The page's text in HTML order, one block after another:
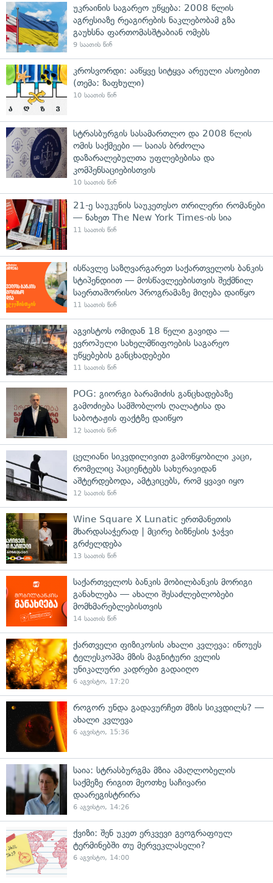
უკრაინის საგარეო უწყება: 2008 წლის
აგრესიაზე რეაგირების ნაკლებობამ გზა
გაუხსნა ფართომასშტაბიან ომებს
9 საათის წინ
კროსვორდი: ააწყვე სიტყვა არეული ასოებით
(თემა: ზაფხული)
10 საათის წინ
სტრასბურგის სასამართლო და 2008 წლის
ომის საქმეები — საიას ბრძოლა
დაზარალებულთა უფლებებისა და
კომპენსაციებისთვის
10 საათის წინ
21-ე საუკუნის საუკეთესო თრილერი რომანები
— ნახეთ The New York Times-ის სია
11 საათის წინ
ისწავლე საზღვარგარეთ საქართველოს ბანკის
სტიპენდიით — მოსწავლეებისთვის შექმნილ
საერთაშორისო პროგრამაზე მიღება დაიწყო
11 საათის წინ
აგვისტოს ომიდან 18 წელი გავიდა —
ევროპული სახელმწიფოების საგარეო
უწყებების განცხადებები
11 საათის წინ
POG: გიორგი ბარამიძის განცხადებაზე
გამოძიება სამშობლოს ღალატისა და
საბოტაჟის ფაქტზე დაიწყო
12 საათის წინ
ცელიანი სიკვდილივით გამოწყობილი კაცი,
რომელიც პაციენტებს სახურავიდან
აშტერდებოდა, ამტკიცებს, რომ ყვავი იყო
12 საათის წინ
Wine Square X Lunatic ერთმანეთის
მხარდასაჭერად | მცირე ბიზნესის ჯაჭვი
გრძელდება
13 საათის წინ
საქართველოს ბანკის მობილბანკის მორიგი
განახლება — ახალი შესაძლებლობები
მომხმარებლებისთვის
14 საათის წინ
ქართველი ფიზიკოსის ახალი კვლევა: ინოუეს
ტელესკოპმა მზის მაგნიტური ველის
უნიკალური კადრები გადაიღო
6 აგვისტო, 17:20
როგორ უნდა გადავურჩეთ მზის სიკვდილს? —
ახალი კვლევა
6 აგვისტო, 15:36
საია: სტრასბურგმა მზია ამაღლობელის
საქმეზე რიგით მეოთხე საჩივარი
დაარეგისტრირა
6 აგვისტო, 14:26
ქვიზი: შენ უკეთ ერკვევი გეოგრაფიულ
ტერმინებში თუ მერვეკლასელი?
6 აგვისტო, 14:00